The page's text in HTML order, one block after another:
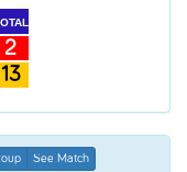
2
13
See Match